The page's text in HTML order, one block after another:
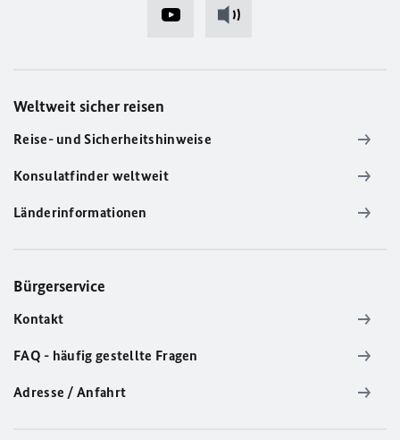
Weltweit sicher reisen
Reise- und Sicherheitshinweise
Konsulatfinder weltweit
Länderinformationen
Bürgerservice
Kontakt
FAQ - häufig gestellte Fragen
Adresse / Anfahrt